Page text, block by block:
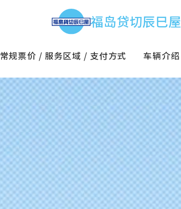
福岛贷切辰巳屋
常规票价 / 服务区域 / 支付方式 车辆介绍